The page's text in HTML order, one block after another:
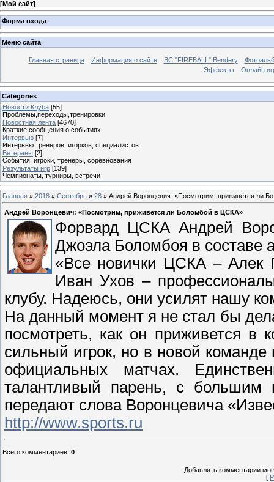
[Мой сайт]
Форма входа
Меню сайта
Главная страница Информация о сайте BC "FIREBALL" Bendery
Эффекты
Онлайн
Categories
Новости Клуба [55]
Проблемы,переходы,тренировки
Новостная лента [4670]
Краткие сообщения о событиях
Интервью [7]
Интервью тренеров, игорков, специалистов
Ветераны [2]
События, игроки, тренеры, соревнования
Результаты игр [139]
Чемпионаты, турниры, встречи
Главная » 2018 » Сентябрь » 28 » Андрей Воронцевич: «Посмотрим, приживется ли
Андрей Воронцевич: «Посмотрим, приживется ли Боломбой в ЦСКА»
Форвард ЦСКА Андрей
Джоэла Боломбоя в составе
«Все новички ЦСКА – Алек
Иван Ухов –
клубу. Надеюсь, они усилят нашу
На данный момент я не стал бы
посмотреть, как он приживется в
сильный игрок, но в новой
официальных матчах.
талантливый парень, с большим
передают слова Воронцевича
http://www.sports.ru
Всего комментариев: 0
Добавлять комментарии
[